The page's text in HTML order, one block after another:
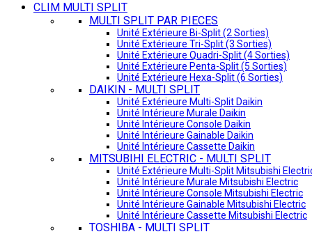
CLIM MULTI SPLIT
MULTI SPLIT PAR PIECES
Unité Extérieure Bi-Split (2 Sorties)
Unité Extérieure Tri-Split (3 Sorties)
Unité Extérieure Quadri-Split (4 Sorties)
Unité Extérieure Penta-Split (5 Sorties)
Unité Extérieure Hexa-Split (6 Sorties)
DAIKIN - MULTI SPLIT
Unité Extérieure Multi-Split Daikin
Unité Intérieure Murale Daikin
Unité Intérieure Console Daikin
Unité Intérieure Gainable Daikin
Unité Intérieure Cassette Daikin
MITSUBIHI ELECTRIC - MULTI SPLIT
Unité Extérieure Multi-Split Mitsubishi
Unité Intérieure Murale Mitsubishi Electric
Unité Intérieure Console Mitsubishi Electric
Unité Intérieure Gainable Mitsubishi Electric
Unité Intérieure Cassette Mitsubishi Electric
TOSHIBA - MULTI SPLIT